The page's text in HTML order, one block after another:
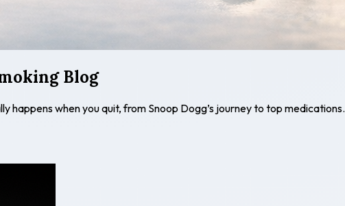
Blog
when you quit, from Snoop Dogg’s journey to top medications.